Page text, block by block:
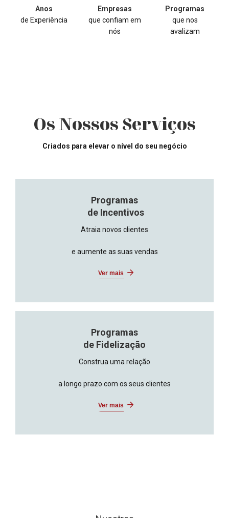
Anos
de Experiência
Empresas
que confiam em
nós
Programas
que nos
avalizam
Os Nossos Serviços
Criados para elevar o nível do seu negócio
Programas
de Incentivos
Atraia novos clientes
e aumente as suas vendas
Ver mais
Programas
de Fidelização
Construa uma relação
a longo prazo com os seus clientes
Ver mais